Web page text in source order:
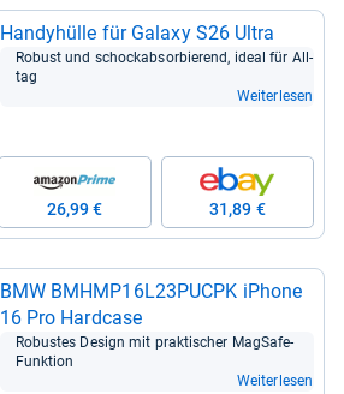
Han­dy­hülle für Galaxy S26 Ultra
Robust und schockab­sor­bie­rend, ideal für All­
tag
Weiterlesen
26,99 € 31,89 €
BMW BMHMP16L23PUCPK iPhone
16 Pro Hard­case
Robus­tes Design mit prak­ti­scher Mag­Safe-​
Funk­tion
Weiterlesen